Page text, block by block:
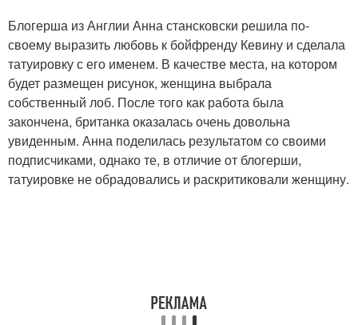
Блогерша из Англии Анна стансковски решила по-
своему выразить любовь к бойфренду Кевину и сделала
татуировку с его именем. В качестве места, на котором
будет размещен рисунок, женщина выбрала
собственный лоб. После того как работа была
закончена, британка оказалась очень довольна
увиденным. Анна поделилась результатом со своими
подписчиками, однако те, в отличие от блогерши,
татуировке не обрадовались и раскритиковали женщину.